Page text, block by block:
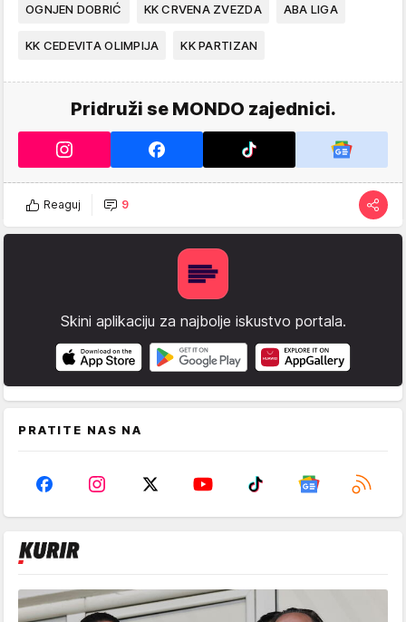
OGNJEN DOBRIĆ KK CRVENA ZVEZDA ABA LIGA
KK CEDEVITA OLIMPIJA KK PARTIZAN
Pridruži se MONDO zajednici.
Reaguj 9
Skini aplikaciju za najbolje iskustvo portala.
PRATITE NAS NA